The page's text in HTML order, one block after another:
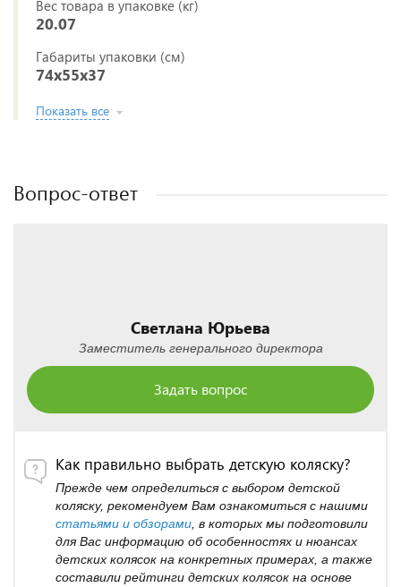
Вес товара в упаковке (кг)
20.07
Габариты упаковки (см)
74x55x37
Показать все
Вопрос-ответ
Светлана Юрьева
Заместитель генерального директора
Задать вопрос
Как правильно выбрать детскую коляску?
Прежде чем определиться с выбором детской
коляску, рекомендуем Вам ознакомиться с нашими
статьями и обзорами , в которых мы подготовили
для Вас информацию об особенностях и нюансах
детских колясок на конкретных примерах, а также
составили рейтинги детских колясок на основе